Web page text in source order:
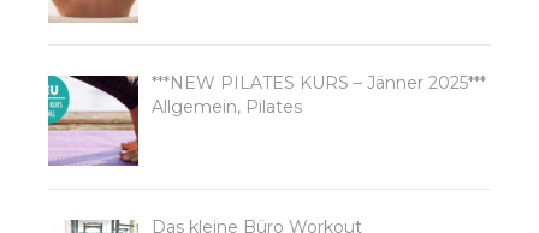
***NEW PILATES KURS – Jänner 2025***
Allgemein, Pilates
Das kleine Büro Workout